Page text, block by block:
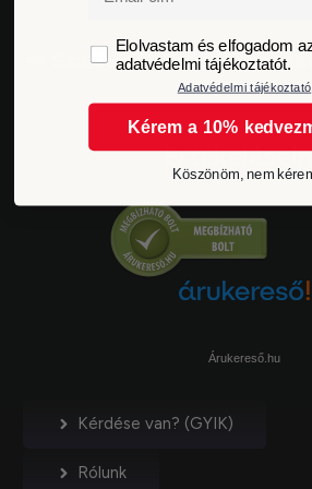
Szállítási idő és költségek
Árukereső.hu
Kérdése van? (GYIK)
Rólunk
GDPRElolvastam és elfogadom
adatvédelmi tájékoztatót.
Adatvédelmi tájékoztató
Kérem a 10%
Köszönöm, nem